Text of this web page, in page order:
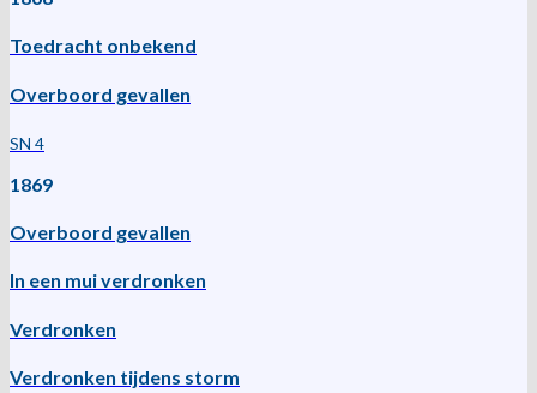
Toedracht onbekend
Overboord gevallen
SN 4
1869
Overboord gevallen
In een mui verdronken
Verdronken
Verdronken tijdens storm